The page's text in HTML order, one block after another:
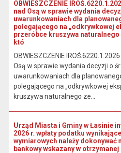
OBWIESZCZENIE
nad Osą w sprawie wydania
uwarunkowaniach dla
polegającego na „odkrywkowej
przeróbce kruszywa naturalnego
któ
OBWIESZCZENIE
Osą w sprawie wydania decyzji o
uwarunkowaniach dla
polegającego na „odkrywkowej
kruszywa naturalnego ze...
Urząd Miasta i Gminy w Łasinie
2026 r. wpłaty podatku
wymiarowych należy dokonywać
bankowy wskazany w